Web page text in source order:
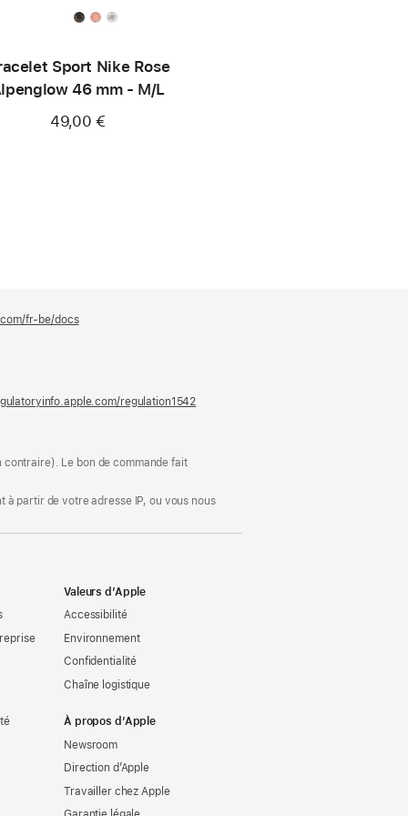
Sport Nike Rose
46 mm - M/L
49,00 €
fr-be/docs(s’ouvre
regulation1542
contraire). Le bon de commande fait
partir de votre adresse IP, ou vous nous
Valeurs d’Apple
Accessibilité
Environnement
Confidentialité
Chaîne logistique
À propos d’Apple
Newsroom
Direction d’Apple
Travailler chez Apple